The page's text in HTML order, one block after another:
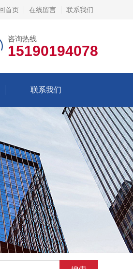
首页 在线留言 联系我们
咨询热线
15190194078
联系我们